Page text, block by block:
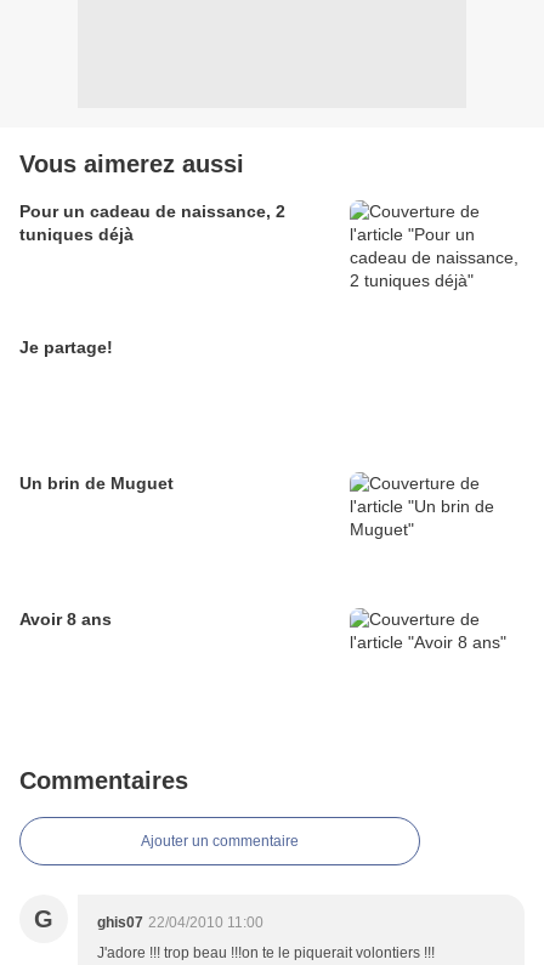
Vous aimerez aussi
Pour un cadeau de naissance, 2
tuniques déjà
Je partage!
Un brin de Muguet
Avoir 8 ans
Commentaires
Ajouter un commentaire
G ghis07 22/04/2010 11:00
J'adore !!! trop beau !!!on te le piquerait volontiers !!!